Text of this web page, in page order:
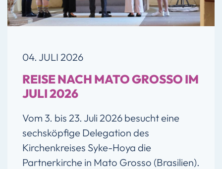
04. JULI 2026
REISE NACH MATO GROSSO IM
JULI 2026
Vom 3. bis 23. Juli 2026 besucht eine
sechsköpfige Delegation des
Kirchenkreises Syke-Hoya die
Partnerkirche in Mato Grosso (Brasilien).